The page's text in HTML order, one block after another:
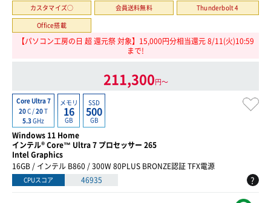
カスタマイズ○ 会員送料無料
Thunderbolt 4
Office搭載
【パソコン工房の日 超 還元祭 対象】15,000円分相当還元 8/11(火)10:59
まで!
211,300円〜
Core Ultra 7
20C /20T
5.3GHz
メモリ
16
GB
SSD
500
GB
Windows 11 Home
インテル® Core™ Ultra 7 プロセッサー 265
Intel Graphics
16GB / インテル B860 / 300W 80PLUS BRONZE認証 TFX電源
CPUスコア 46935 ?